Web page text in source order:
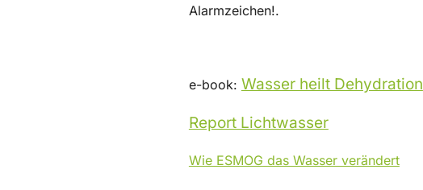
Alarmzeichen!.
e-book: Wasser heilt Dehydration
Report Lichtwasser
Wie ESMOG das Wasser verändert